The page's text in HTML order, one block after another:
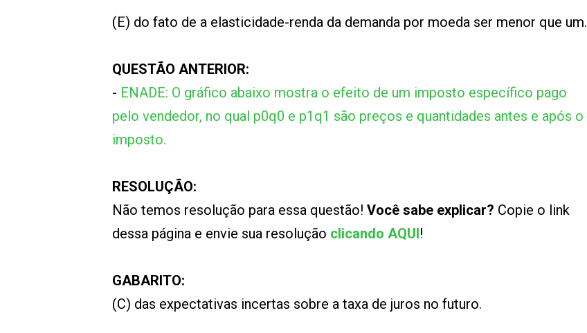
(E) do fato de a elasticidade-renda da demanda por moeda ser menor que um.
QUESTÃO ANTERIOR:
- ENADE: O gráfico abaixo mostra o efeito de um imposto específico pago
pelo vendedor, no qual p0q0 e p1q1 são preços e quantidades antes e após o
imposto.
RESOLUÇÃO:
Não temos resolução para essa questão! Você sabe explicar? Copie o link
dessa página e envie sua resolução clicando AQUI!
GABARITO:
(C) das expectativas incertas sobre a taxa de juros no futuro.